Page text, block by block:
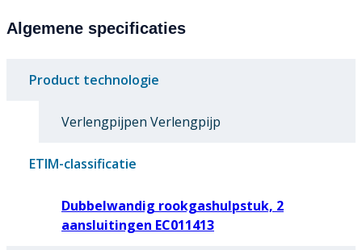
Algemene specificaties
Product technologie
Verlengpijpen Verlengpijp
ETIM-classificatie
Dubbelwandig rookgashulpstuk, 2
aansluitingen EC011413